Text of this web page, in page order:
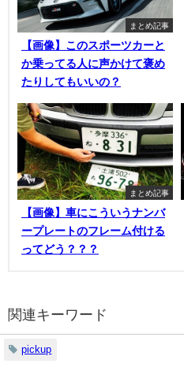
まとめ記事
【画像】このスポーツカーと
か乗ってる人に声かけて褒め
たりしてもいいの？
まとめ記事
【画像】車にこういうナンバ
ープレートのフレーム付ける
ってどう？？？
関連キーワード
pickup